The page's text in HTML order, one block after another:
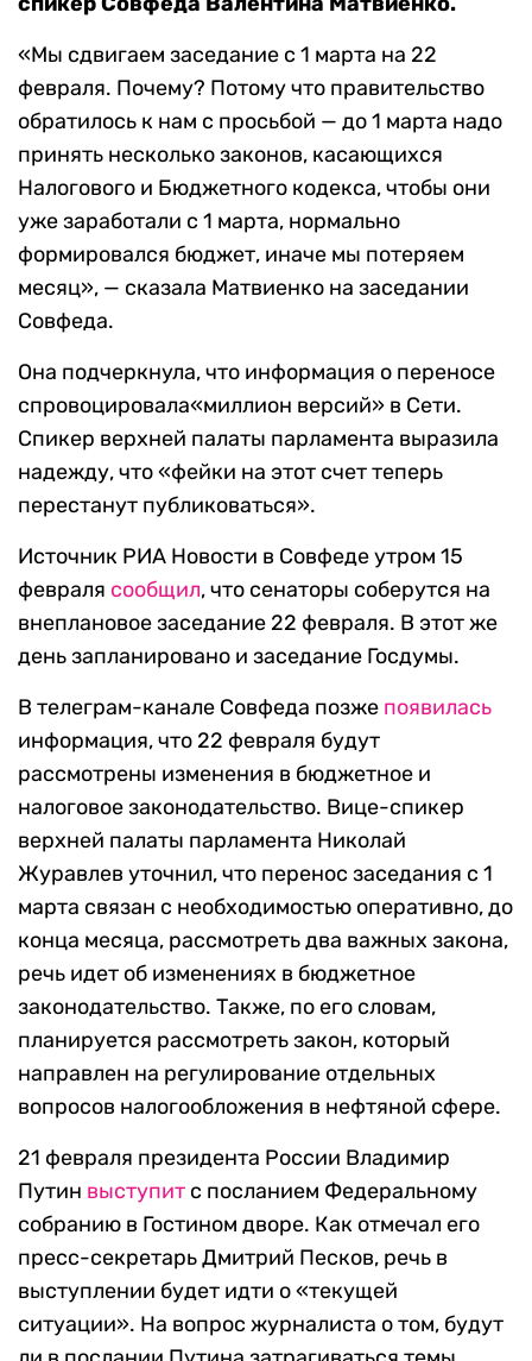
«Мы сдвигаем заседание с 1 марта на 22
февраля. Почему? Потому что правительство
обратилось к нам с просьбой — до 1 марта надо
принять несколько законов, касающихся
Налогового и Бюджетного кодекса, чтобы они
уже заработали с 1 марта, нормально
формировался бюджет, иначе мы потеряем
месяц», — сказала Матвиенко на заседании
Совфеда.
Она подчеркнула, что информация о переносе
спровоцировала«миллион версий» в Сети.
Спикер верхней палаты парламента выразила
надежду, что «фейки на этот счет теперь
перестанут публиковаться».
Источник РИА Новости в Совфеде утром 15
февраля сообщил, что сенаторы соберутся на
внеплановое заседание 22 февраля. В этот же
день запланировано и заседание Госдумы.
В телеграм-канале Совфеда позже появилась
информация, что 22 февраля будут
рассмотрены изменения в бюджетное и
налоговое законодательство. Вице-спикер
верхней палаты парламента Николай
Журавлев уточнил, что перенос заседания с 1
марта связан с необходимостью оперативно, до
конца месяца, рассмотреть два важных закона,
речь идет об изменениях в бюджетное
законодательство. Также, по его словам,
планируется рассмотреть закон, который
направлен на регулирование отдельных
вопросов налогообложения в нефтяной сфере.
21 февраля президента России Владимир
Путин выступит с посланием Федеральному
собранию в Гостином дворе. Как отмечал его
пресс-секретарь Дмитрий Песков, речь в
выступлении будет идти о «текущей
ситуации». На вопрос журналиста о том, будут